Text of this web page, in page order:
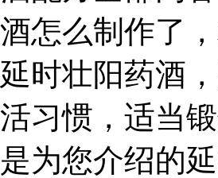
酒怎么制作了
延时壮阳药酒
活习惯，适当
是为您介绍的